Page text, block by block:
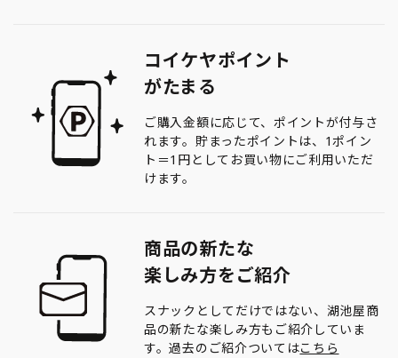
コイケヤポイント
がたまる
ご購入金額に応じて、ポイントが付与さ
れます。貯まったポイントは、1ポイン
ト＝1円としてお買い物にご利用いただ
けます。
商品の新たな
楽しみ方をご紹介
スナックとしてだけではない、湖池屋商
品の新たな楽しみ方もご紹介していま
す。過去のご紹介ついてはこちら